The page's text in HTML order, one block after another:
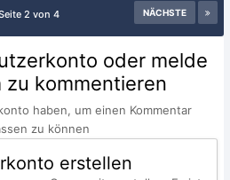
NÄCHSTE
2 von 4
oder melde
zu kommentieren
haben, um einen Kommentar
zu können
erstellen